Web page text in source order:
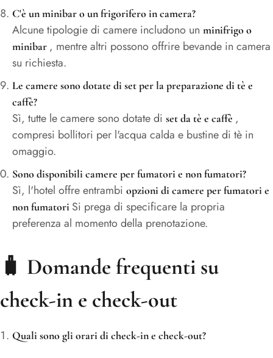
C'è un minibar o un frigorifero in camera?
Alcune tipologie di camere includono un minifrigo o
minibar , mentre altri possono offrire bevande in camera
su richiesta.
Le camere sono dotate di set per la preparazione di tè e
caffè?
Sì, tutte le camere sono dotate di set da tè e caffè ,
compresi bollitori per l'acqua calda e bustine di tè in
omaggio.
Sono disponibili camere per fumatori e non fumatori?
Sì, l'hotel offre entrambi opzioni di camere per fumatori e
non fumatori Si prega di specificare la propria
preferenza al momento della prenotazione.
🧳 Domande frequenti su
check-in e check-out
Quali sono gli orari di check-in e check-out?